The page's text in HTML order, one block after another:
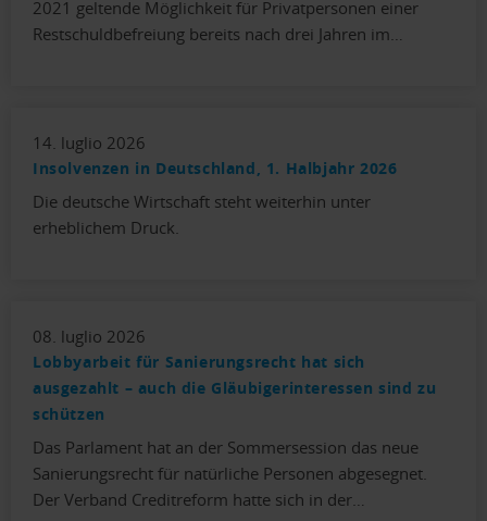
2021 geltende Möglichkeit für Privatpersonen einer
Restschuldbefreiung bereits nach drei Jahren im…
14. luglio 2026
Insolvenzen in Deutschland, 1. Halbjahr 2026
Die deutsche Wirtschaft steht weiterhin unter
erheblichem Druck.
08. luglio 2026
Lobbyarbeit für Sanierungsrecht hat sich
ausgezahlt – auch die Gläubigerinteressen sind zu
schützen
Das Parlament hat an der Sommersession das neue
Sanierungsrecht für natürliche Personen abgesegnet.
Der Verband Creditreform hatte sich in der…